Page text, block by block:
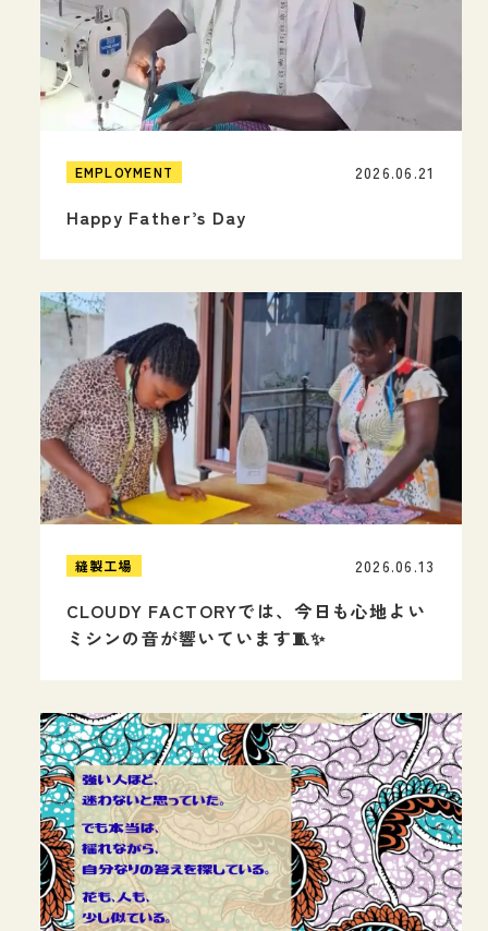
EMPLOYMENT
Happy Father’s Day
2026.06.21
縫製工場
CLOUDY FACTORYでは、今日も心地よい
ミシンの音が響いています🧵✨
2026.06.13